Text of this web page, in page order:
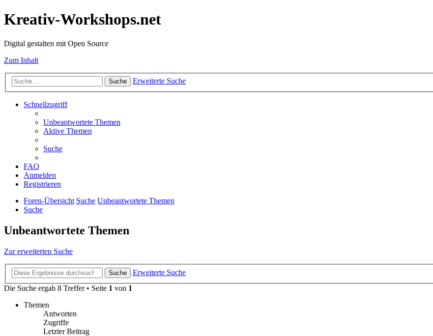
Kreativ-Workshops.net
Digital gestalten mit Open Source
Zum Inhalt
Suche Erweiterte Suche
Schnellzugriff
Unbeantwortete Themen
Aktive Themen
Suche
FAQ
Anmelden
Registrieren
Foren-Übersicht Suche Unbeantwortete Themen
Suche
Unbeantwortete Themen
Zur erweiterten Suche
Suche
Erweiterte Suche
Die Suche ergab 8 Treffer • Seite 1 von 1
Themen
Antworten
Zugriffe
Letzter Beitrag